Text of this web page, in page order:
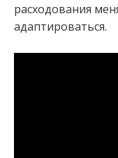
расходования
адаптироваться.